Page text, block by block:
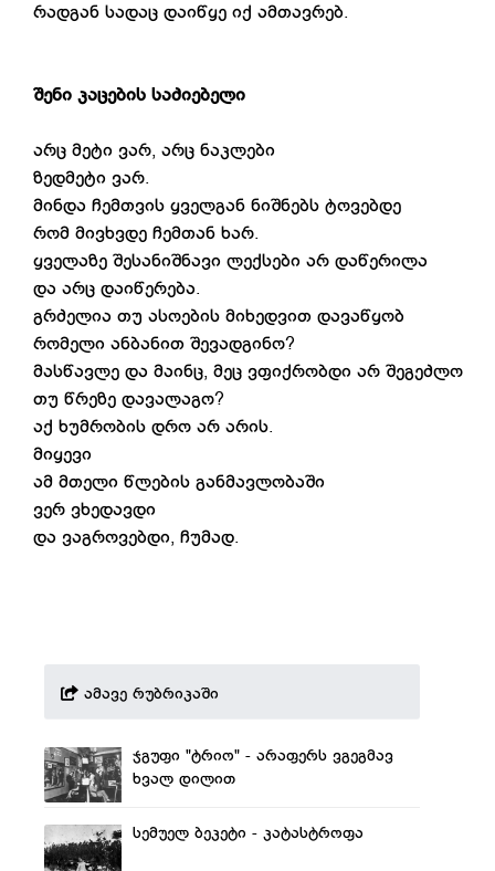
რადგან სადაც დაიწყე იქ ამთავრებ.
შენი კაცების საძიებელი
არც მეტი ვარ, არც ნაკლები
ზედმეტი ვარ.
მინდა ჩემთვის ყველგან ნიშნებს ტოვებდე
რომ მივხვდე ჩემთან ხარ.
ყველაზე შესანიშნავი ლექსები არ დაწერილა
და არც დაიწერება.
გრძელია თუ ასოების მიხედვით დავაწყობ
რომელი ანბანით შევადგინო?
მასწავლე და მაინც, მეც ვფიქრობდი არ შეგეძლო
თუ წრეზე დავალაგო?
აქ ხუმრობის დრო არ არის.
მიყევი
ამ მთელი წლების განმავლობაში
ვერ ვხედავდი
და ვაგროვებდი, ჩუმად.
ამავე რუბრიკაში
ჯგუფი "ტრიო" - არაფერს ვგეგმავ
ხვალ დილით
სემუელ ბეკეტი - კატასტროფა